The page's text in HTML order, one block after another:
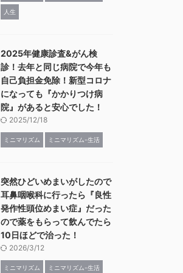
人生
2025年健康診査&がん検
診！去年と同じ病院で今年も
自己負担金免除！新型コロナ
になっても『かかりつけ病
院』があると安心でした！
2025/12/18
ミニマリズム ミニマリズム-生活
突然ひどいめまいがしたので
耳鼻咽喉科に行ったら『良性
発作性頭位めまい症』だった
ので薬をもらって飲んでたら
10日ほどで治った！
2026/3/12
ミニマリズム ミニマリズム-生活